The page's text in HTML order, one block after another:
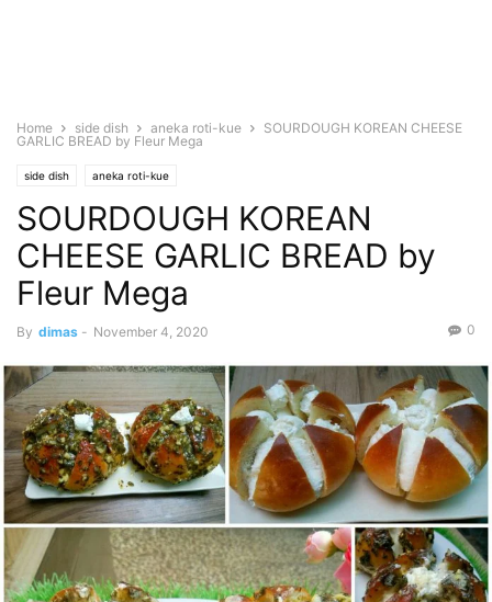
Home side dish aneka roti-kue
SOURDOUGH KOREAN CHEESE
GARLIC BREAD by Fleur Mega
side dish aneka roti-kue
SOURDOUGH KOREAN
CHEESE GARLIC BREAD by
Fleur Mega
By dimas - November 4, 2020 0